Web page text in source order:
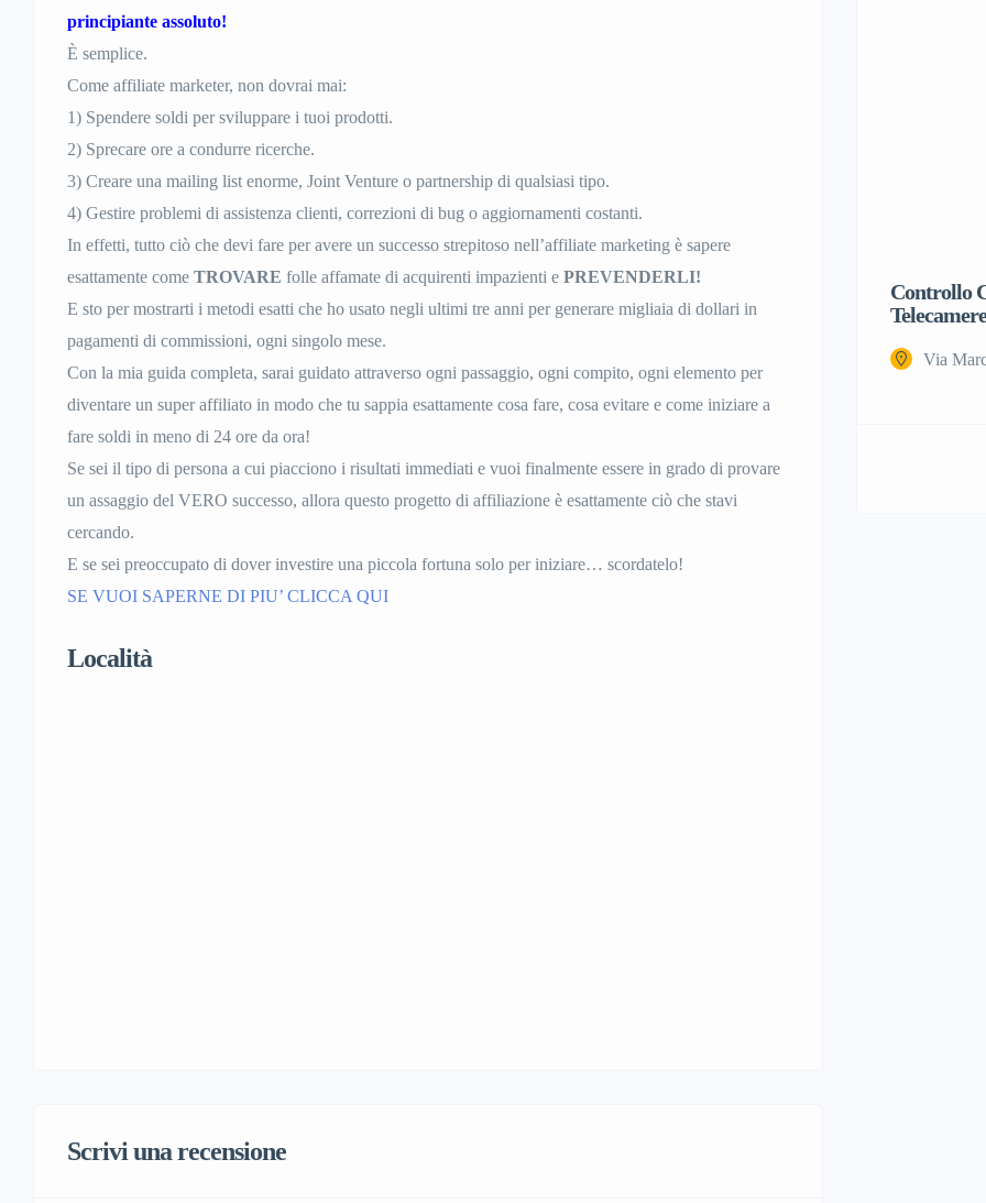
principiante assoluto!
È semplice.
Come affiliate marketer, non dovrai mai:
1) Spendere soldi per sviluppare i tuoi prodotti.
2) Sprecare ore a condurre ricerche.
3) Creare una mailing list enorme, Joint Venture o partnership di qualsiasi tipo.
4) Gestire problemi di assistenza clienti, correzioni di bug o aggiornamenti costanti.
In effetti, tutto ciò che devi fare per avere un successo strepitoso nell’affiliate marketing è sapere
esattamente come TROVARE folle affamate di acquirenti impazienti e PREVENDERLI!
E sto per mostrarti i metodi esatti che ho usato negli ultimi tre anni per generare migliaia di dollari in
pagamenti di commissioni, ogni singolo mese.
Con la mia guida completa, sarai guidato attraverso ogni passaggio, ogni compito, ogni elemento per
diventare un super affiliato in modo che tu sappia esattamente cosa fare, cosa evitare e come iniziare a
fare soldi in meno di 24 ore da ora!
Se sei il tipo di persona a cui piacciono i risultati immediati e vuoi finalmente essere in grado di provare
un assaggio del VERO successo, allora questo progetto di affiliazione è esattamente ciò che stavi
cercando.
E se sei preoccupato di dover investire una piccola fortuna solo per iniziare… scordatelo!
SE VUOI SAPERNE DI PIU’ CLICCA QUI
Località
Scrivi una recensione
Controllo
Via